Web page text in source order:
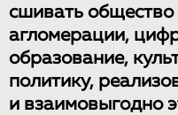
сшивать общество
агломерации,
образование,
политику,
и взаимовыгодно